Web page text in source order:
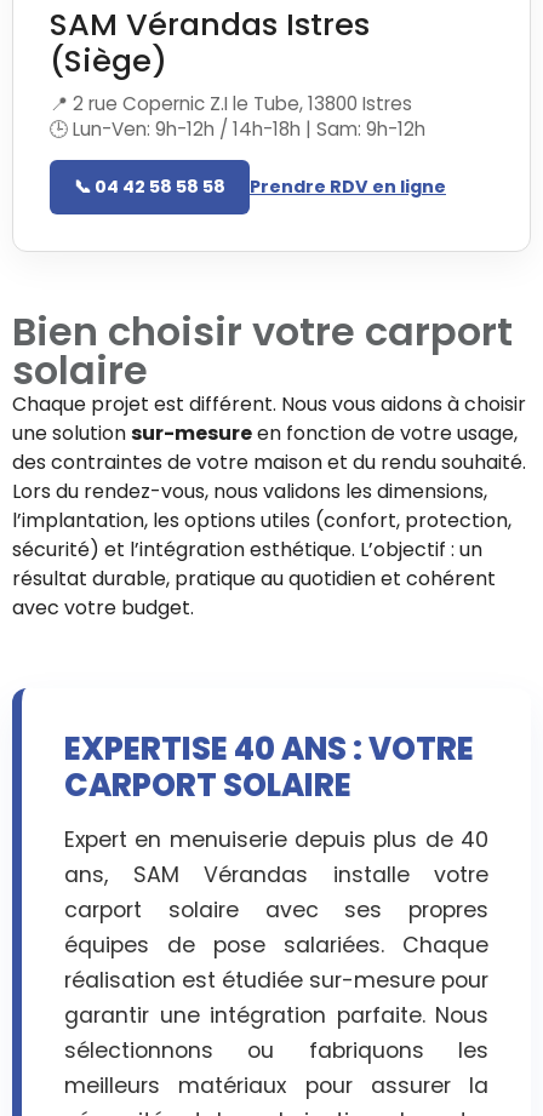
SAM Vérandas Istres
(Siège)
📍 2 rue Copernic Z.I le Tube, 13800 Istres
🕒 Lun-Ven: 9h-12h / 14h-18h | Sam: 9h-12h
📞 04 42 58 58 58 Prendre RDV en ligne
Bien choisir votre carport
solaire
Chaque projet est différent. Nous vous aidons à choisir
une solutionsur-mesureen fonction de votre usage,
des contraintes de votre maison et du rendu souhaité.
Lors du rendez-vous, nous validons les dimensions,
l’implantation, les options utiles (confort, protection,
sécurité) et l’intégration esthétique. L’objectif : un
résultat durable, pratique au quotidien et cohérent
avec votre budget.
EXPERTISE 40 ANS : VOTRE
CARPORT SOLAIRE
Expert en menuiserie depuis plus de 40
ans, SAM Vérandas installe votre
carport solaire avec ses propres
équipes de pose salariées. Chaque
réalisation est étudiée sur-mesure pour
garantir une intégration parfaite. Nous
sélectionnons ou fabriquons les
meilleurs matériaux pour assurer la